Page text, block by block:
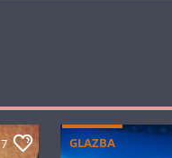
7 GLAZBA